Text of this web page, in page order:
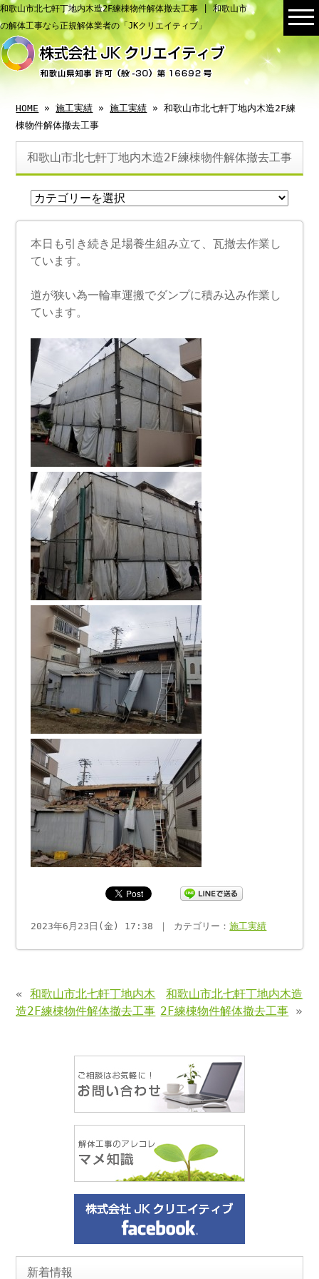
和歌山市北七軒丁地内木造2F練棟物件解体撤去工事 | 和歌山市
の解体工事なら正規解体業者の「JKクリエイティブ」
HOME »施工実績 »施工実績 » 和歌山市北七軒丁地内木造2F練
棟物件解体撤去工事
和歌山市北七軒丁地内木造2F練棟物件解体撤去工事
本日も引き続き足場養生組み立て、瓦撤去作業し
ています。
道が狭い為一輪車運搬でダンプに積み込み作業し
ています。
2023年6月23日(金) 17:38 ｜ カテゴリー：施工実績
«和歌山市北七軒丁地内木
造2F練棟物件解体撤去工事
和歌山市北七軒丁地内木造
2F練棟物件解体撤去工事 »
新着情報